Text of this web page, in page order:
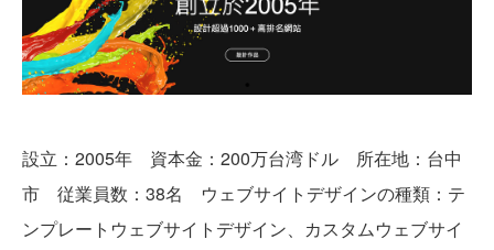
設立：2005年 資本金：200万台湾ドル 所在地：台中
市 従業員数：38名 ウェブサイトデザインの種類：テ
ンプレートウェブサイトデザイン、カスタムウェブサイ